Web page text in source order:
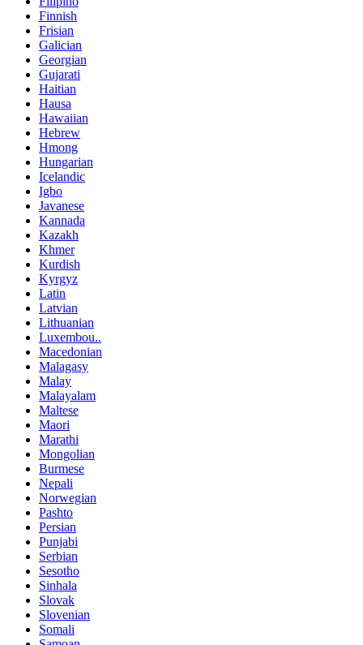
Finnish
Frisian
Galician
Georgian
Gujarati
Haitian
Hausa
Hawaiian
Hebrew
Hmong
Hungarian
Icelandic
Igbo
Javanese
Kannada
Kazakh
Khmer
Kurdish
Kyrgyz
Latin
Latvian
Lithuanian
Luxembou..
Macedonian
Malagasy
Malay
Malayalam
Maltese
Maori
Marathi
Mongolian
Burmese
Nepali
Norwegian
Pashto
Persian
Punjabi
Serbian
Sesotho
Sinhala
Slovak
Slovenian
Somali